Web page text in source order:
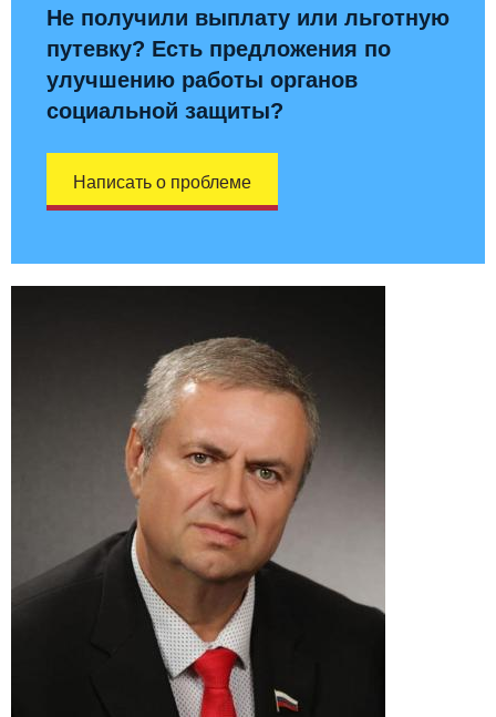
Не получили выплату или льготную
путевку? Есть предложения по
улучшению работы органов
социальной защиты?
Написать о проблеме